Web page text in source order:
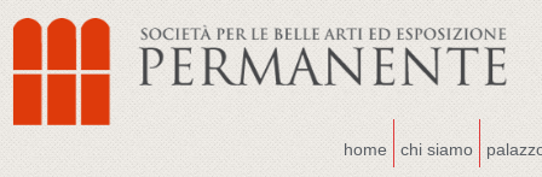
home chi siamo